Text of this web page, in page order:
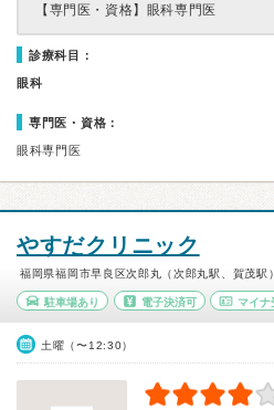
【専門医・資格】 眼科専門医
診療科目：
眼科
専門医・資格：
眼科専門医
やすだクリニック
福岡県福岡市早良区次郎丸（次郎丸駅、賀茂駅）
駐車場あり 電子決済可 マイナ
土曜（〜12:30）